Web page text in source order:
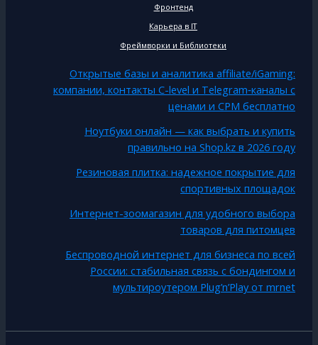
Фронтенд
Карьера в IT
Фреймворки и Библиотеки
Открытые базы и аналитика affiliate/iGaming:
компании, контакты C-level и Telegram‑каналы с
ценами и CPM бесплатно
Ноутбуки онлайн — как выбрать и купить
правильно на Shop.kz в 2026 году
Резиновая плитка: надежное покрытие для
спортивных площадок
Интернет-зоомагазин для удобного выбора
товаров для питомцев
Беспроводной интернет для бизнеса по всей
России: стабильная связь с бондингом и
мультироутером Plug’n’Play от mrnet